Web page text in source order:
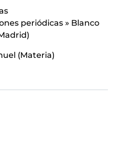
periódicas » Blanco
(Materia)